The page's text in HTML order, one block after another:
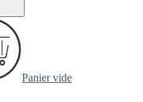
Panier vide